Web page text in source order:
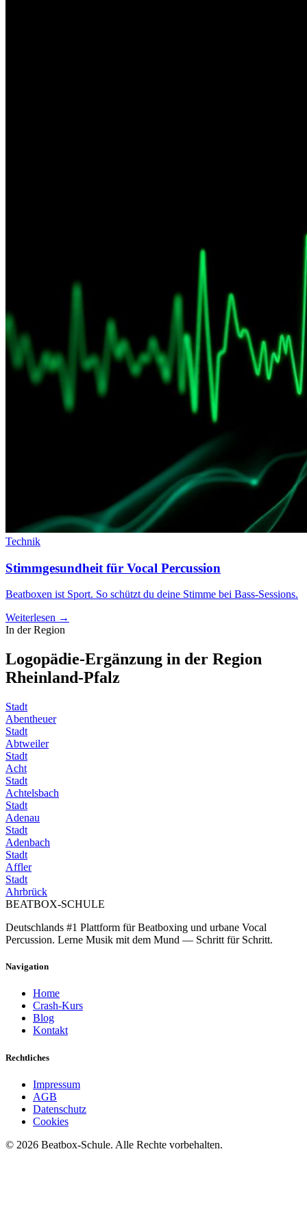
Technik
Stimmgesundheit für Vocal Percussion
Beatboxen ist Sport. So schützt du deine Stimme bei Bass-Sessions.
Weiterlesen →
In der Region
Logopädie-Ergänzung in der Region
Rheinland-Pfalz
Stadt
Abentheuer
Stadt
Abtweiler
Stadt
Acht
Stadt
Achtelsbach
Stadt
Adenau
Stadt
Adenbach
Stadt
Affler
Stadt
Ahrbrück
BEATBOX-SCHULE
Deutschlands #1 Plattform für Beatboxing und urbane Vocal
Percussion. Lerne Musik mit dem Mund — Schritt für Schritt.
Navigation
Home
Crash-Kurs
Blog
Kontakt
Rechtliches
Impressum
AGB
Datenschutz
Cookies
© 2026 Beatbox-Schule. Alle Rechte vorbehalten.